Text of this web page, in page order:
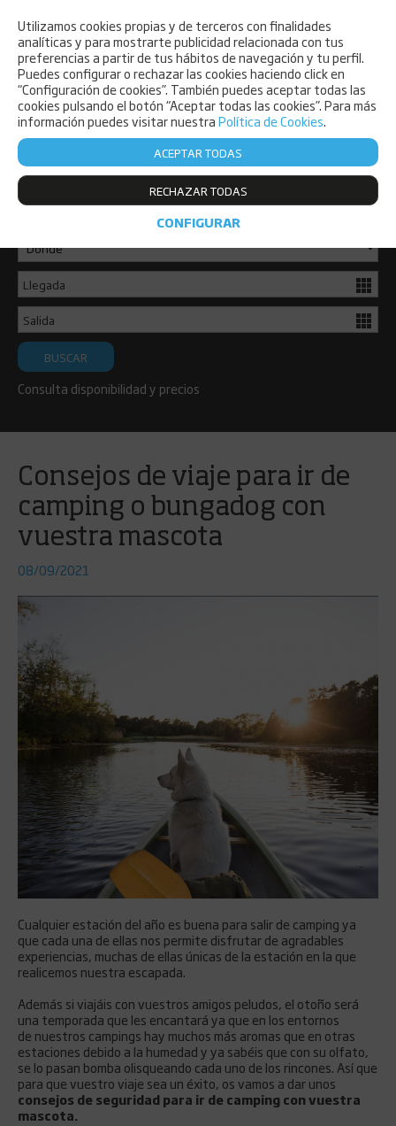
Utilizamos cookies propias y de terceros con finalidades
analíticas y para mostrarte publicidad relacionada con tus
preferencias a partir de tus hábitos de navegación y tu perfil.
Puedes configurar o rechazar las cookies haciendo click en
“Configuración de cookies”. También puedes aceptar todas las
cookies pulsando el botón “Aceptar todas las cookies”. Para más
información puedes visitar nuestraPolítica de Cookies.
ACEPTAR TODAS
RECHAZAR TODAS
CONFIGURAR
PET FRIENDLY
Consulta disponibilidad y reserva ya
de forma sencilla.
BUSCAR
Consulta disponibilidad y precios
Consejos de viaje para ir de
camping o bungadog con
vuestra mascota
08/09/2021
Cualquier estación del año es buena para salir de camping ya
que cada una de ellas nos permite disfrutar de agradables
experiencias, muchas de ellas únicas de la estación en la que
realicemos nuestra escapada.
Además si viajáis con vuestros amigos peludos, el otoño será
una temporada que les encantará ya que en los entornos
de nuestros campings hay muchos más aromas que en otras
estaciones debido a la humedad y ya sabéis que con su olfato,
se lo pasan bomba olisqueando cada uno de los rincones. Así que
para que vuestro viaje sea un éxito, os vamos a dar unos
consejos de seguridad para ir de camping con vuestra
mascota.